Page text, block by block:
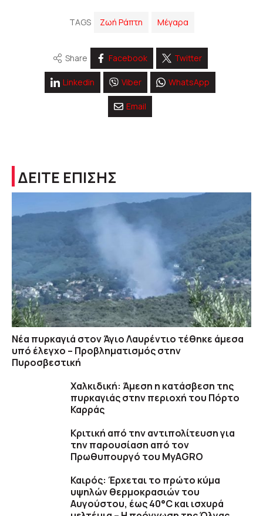
TAGS Ζωή Ράπτη Μέγαρα
Share Facebook Twitter
Linkedin Viber WhatsApp
Email
ΔΕΙΤΕ ΕΠΙΣΗΣ
Νέα πυρκαγιά στον Άγιο Λαυρέντιο τέθηκε άμεσα
υπό έλεγχο – Προβληματισμός στην
Πυροσβεστική
Χαλκιδική: Άμεση η κατάσβεση της
πυρκαγιάς στην περιοχή του Πόρτο
Καρράς
Κριτική από την αντιπολίτευση για
την παρουσίαση από τον
Πρωθυπουργό του MyAGRO
Καιρός: Έρχεται το πρώτο κύμα
υψηλών θερμοκρασιών του
Αυγούστου, έως 40°C και ισχυρά